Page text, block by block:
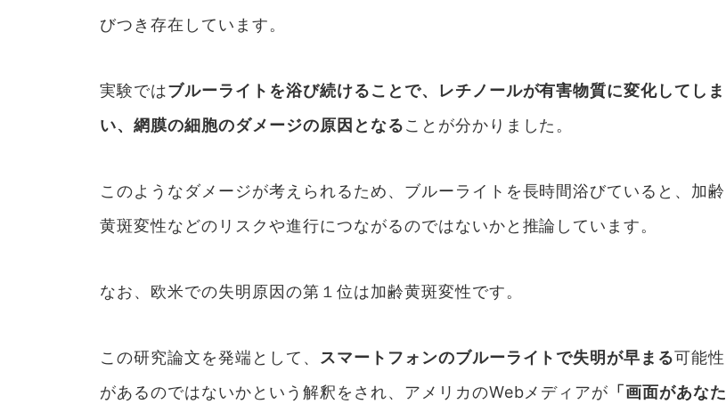
びつき存在しています。
実験ではブルーライトを浴び続けることで、レチノールが有害物質に変化してしま
い、網膜の細胞のダメージの原因となることが分かりました。
このようなダメージが考えられるため、ブルーライトを長時間浴びていると、加齢
黄斑変性などのリスクや進行につながるのではないかと推論しています。
なお、欧米での失明原因の第１位は加齢黄斑変性です。
この研究論文を発端として、 スマートフォンのブルーライトで失明が早まる可能性
があるのではないかという解釈をされ、アメリカのWebメディアが 「画面があなた